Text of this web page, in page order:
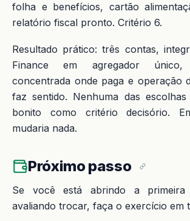
folha e benefícios, cartão
relatório fiscal pronto. Critério 6.
Resultado prático: três contas,
Finance em agregador único,
concentrada onde paga e operação
faz sentido. Nenhuma das
bonito como critério decisório.
mudaria nada.
Próximo passo
Se você está abrindo a
avaliando trocar, faça o exercício em